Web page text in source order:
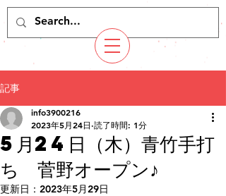
記事
5月24日（木）青竹手打
ち 菅野オープン♪
info3900216
2023年5月24日 読了時間: 1分
更新日： 2023年5月29日